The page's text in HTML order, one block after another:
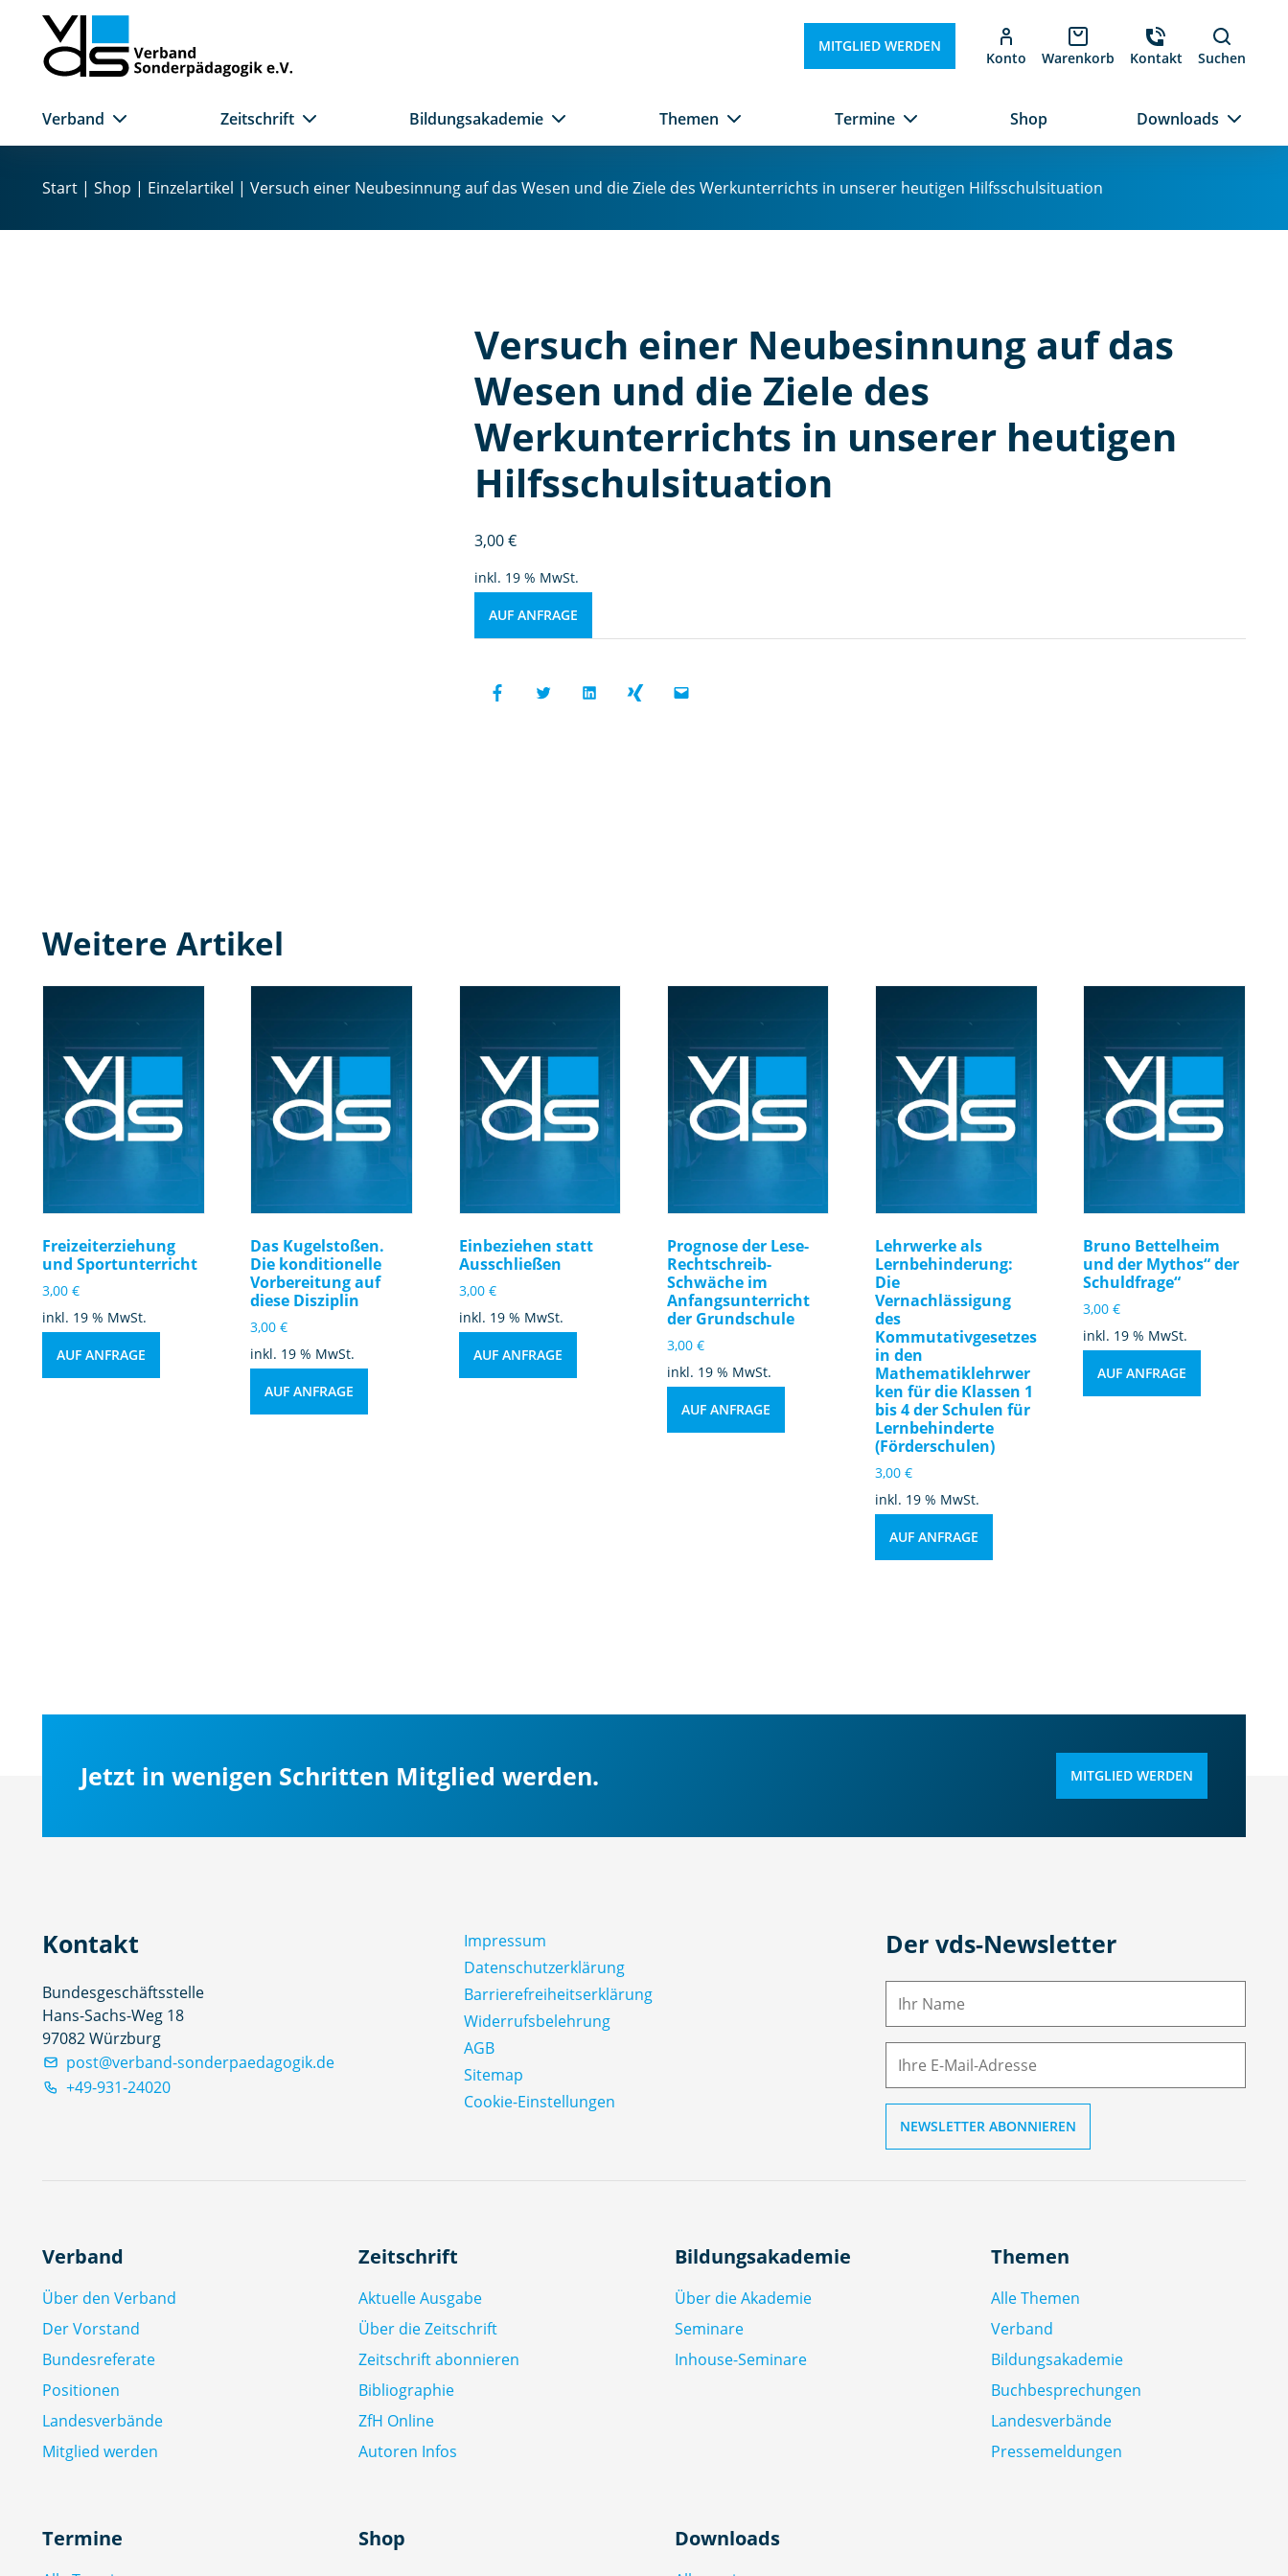
I
MITGLIED WERDEN
Konto Warenkorb Kontakt Suchen
Verband Zeitschrift Bildungsakademie Themen Termine Shop Downloads
Start | Shop | Einzelartikel | Versuch einer Neubesinnung auf das Wesen und die Ziele des Werkunterrichts in unserer heutigen Hilfsschulsituation
Versuch einer Neubesinnung auf das
Wesen und die Ziele des
Werkunterrichts in unserer heutigen
Hilfsschulsituation
3,00€
inkl. 19 % MwSt.
AUF ANFRAGE
Weitere Artikel
Freizeiterziehung
und Sportunterricht
3,00 €
inkl. 19 % MwSt.
AUF ANFRAGE
Das Kugelstoßen.
Die konditionelle
Vorbereitung auf
diese Disziplin
3,00€
inkl. 19 % MwSt.
AUF ANFRAGE
Einbeziehen statt
Ausschließen
3,00 €
inkl. 19 % MwSt.
AUF ANFRAGE
Prognose der Lese-
Rechtschreib-
Schwäche im
Anfangsunterricht
der Grundschule
3,00 €
inkl. 19 % MwSt.
AUF ANFRAGE
Lehrwerke als
Lernbehinderung:
Die
Vernachlässigung
des
Kommutativgesetzes
in den
Mathematiklehrwer
ken für die Klassen 1
bis 4 der Schulen für
Lernbehinderte
(Förderschulen)
3,00€
inkl. 19 % MwSt.
AUF ANFRAGE
Bruno Bettelheim
und der Mythos“ der
Schuldfrage“
3,00€
inkl. 19 % MwSt.
AUF ANFRAGE
Jetzt in wenigen Schritten Mitglied werden. MITGLIED WERDEN
Kontakt
Bundesgeschäftsstelle
Hans-Sachs-Weg 18
97082 Würzburg
post@verband-sonderpaedagogik.de
+49-931-24020
Impressum
Datenschutz­erklärung
Barrierefreiheitserklärung
Widerrufsbelehrung
AGB
Sitemap
Cookie-Einstellungen
Der vds-Newsletter
N
M
Verband
Über den Verband
Der Vorstand
Bundesreferate
Positionen
Landesverbände
Mitglied werden
Zeitschrift
Aktuelle Ausgabe
Über die Zeitschrift
Zeitschrift abonnieren
Bibliographie
ZfH Online
Autoren Infos
Bildungsakademie
Über die Akademie
Seminare
Inhouse-Seminare
Themen
Alle Themen
Verband
Bildungsakademie
Buchbesprechungen
Landesverbände
Pressemeldungen
Termine Shop Downloads